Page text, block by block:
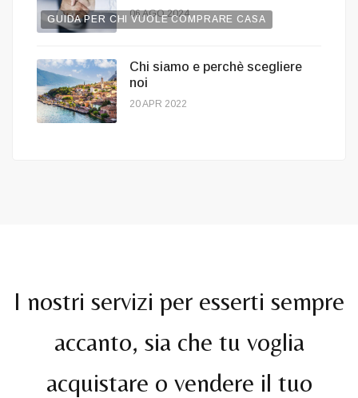
GUIDA PER CHI VUOLE COMPRARE CASA
06 AGO 2024
Chi siamo e perchè scegliere
noi
20 APR 2022
I nostri servizi per esserti sempre
accanto, sia che tu voglia
acquistare o vendere il tuo